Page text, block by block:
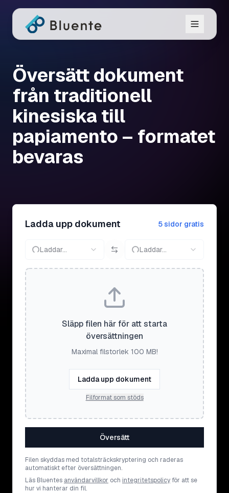
Översätt dokument
från traditionell
kinesiska till
papiamento – formatet
bevaras
Ladda upp dokument 5 sidor gratis
Laddar... Laddar...
Släpp filen här för att starta
översättningen
Maximal filstorlek 100 MB!
Ladda upp dokument
Filformat som stöds
Översätt
Filen skyddas med totalsträckskryptering och raderas
automatiskt efter översättningen.
Läs Bluentes användarvillkor och integritetspolicy för att se
hur vi hanterar din fil.